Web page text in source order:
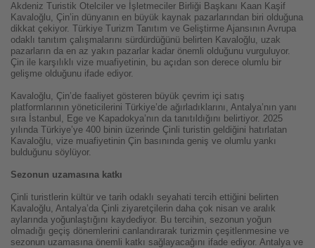
Akdeniz Turistik Otelciler ve İşletmeciler Birliği Başkanı Kaan Kaşif
Kavaloğlu, Çin’in dünyanın en büyük kaynak pazarlarından biri olduğuna
dikkat çekiyor. Türkiye Turizm Tanıtım ve Geliştirme Ajansının Avrupa
odaklı tanıtım çalışmalarını sürdürdüğünü belirten Kavaloğlu, uzak
pazarların da en az yakın pazarlar kadar önemli olduğunu vurguluyor.
Çin ile karşılıklı vize muafiyetinin, bu açıdan son derece olumlu bir
gelişme olduğunu ifade ediyor.
Kavaloğlu, Çin’de faaliyet gösteren büyük çevrim içi satış
platformlarının yöneticilerini Türkiye’de ağırladıklarını, Antalya’nın yanı
sıra İstanbul, Ege ve Kapadokya’nın da tanıtıldığını belirtiyor. 2025
yılında Türkiye’ye 400 binin üzerinde Çinli turistin geldiğini hatırlatan
Kavaloğlu, vize muafiyetinin Çin basınında geniş ve olumlu yankı
bulduğunu söylüyor.
Sezonun uzamasına katkı
Çinli turistlerin kültür ve tarih odaklı seyahati tercih ettiğini belirten
Kavaloğlu, Antalya’da Çinli ziyaretçilerin daha çok nisan ve aralık
aylarında yoğunlaştığını kaydediyor. Bu tercihin, sezonun yoğun
olmadığı geçiş dönemlerini canlandırarak turizmin çeşitlenmesine ve
sezonun uzamasına önemli katkı sağlayacağını ifade ediyor. Antalya ve